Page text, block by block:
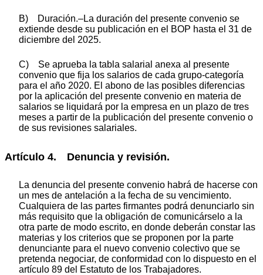
B) Duración.–La duración del presente convenio se
extiende desde su publicación en el BOP hasta el 31 de
diciembre del 2025.
C) Se aprueba la tabla salarial anexa al presente
convenio que fija los salarios de cada grupo-categoría
para el año 2020. El abono de las posibles diferencias
por la aplicación del presente convenio en materia de
salarios se liquidará por la empresa en un plazo de tres
meses a partir de la publicación del presente convenio o
de sus revisiones salariales.
Artículo 4. Denuncia y revisión.
La denuncia del presente convenio habrá de hacerse con
un mes de antelación a la fecha de su vencimiento.
Cualquiera de las partes firmantes podrá denunciarlo sin
más requisito que la obligación de comunicárselo a la
otra parte de modo escrito, en donde deberán constar las
materias y los criterios que se proponen por la parte
denunciante para el nuevo convenio colectivo que se
pretenda negociar, de conformidad con lo dispuesto en el
artículo 89 del Estatuto de los Trabajadores.